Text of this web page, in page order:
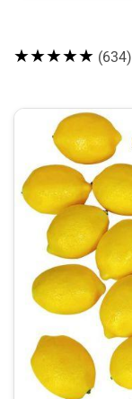
★★★★★ (634)